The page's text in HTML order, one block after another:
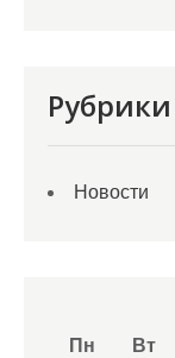
Рубрики
Новости
Пн
Вт